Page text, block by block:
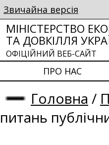
Звичайна версія
МІНІСТЕРСТВО
ТА ДОВКІЛЛЯ
ОФІЦІЙНИЙ ВЕБ-САЙТ
ПРО НАС
Головна /
питань